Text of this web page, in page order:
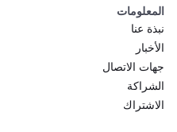
المعلومات
نبذة عنا
الأخبار
جهات الاتصال
الشراكة
الاشتراك